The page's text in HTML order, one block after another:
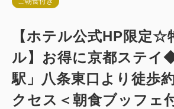
【ホテル公式HP限定☆
ル】お得に京都ステイ
駅」八条東口より徒歩
クセス＜朝食ブッフェ